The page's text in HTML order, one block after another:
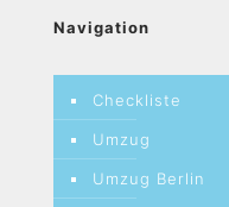
Navigation
Checkliste
Umzug
Umzug Berlin